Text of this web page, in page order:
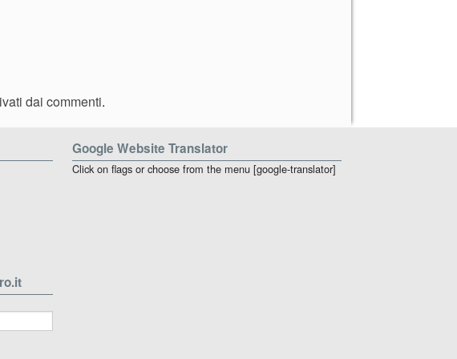
dai commenti.
Google Website Translator
Click on flags or choose from the menu [google-translator]